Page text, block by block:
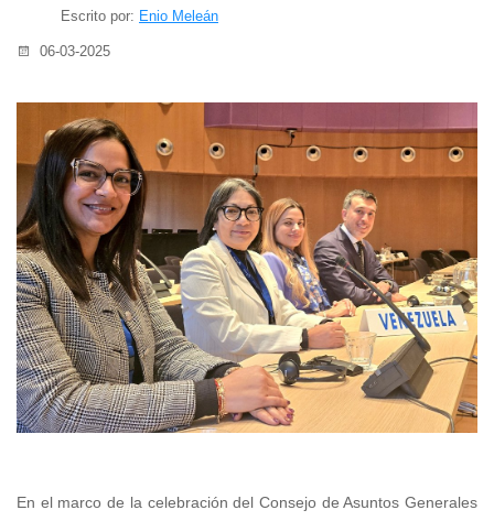
Escrito por: Enio Meleán
06-03-2025
En el marco de la celebración del Consejo de Asuntos Generales